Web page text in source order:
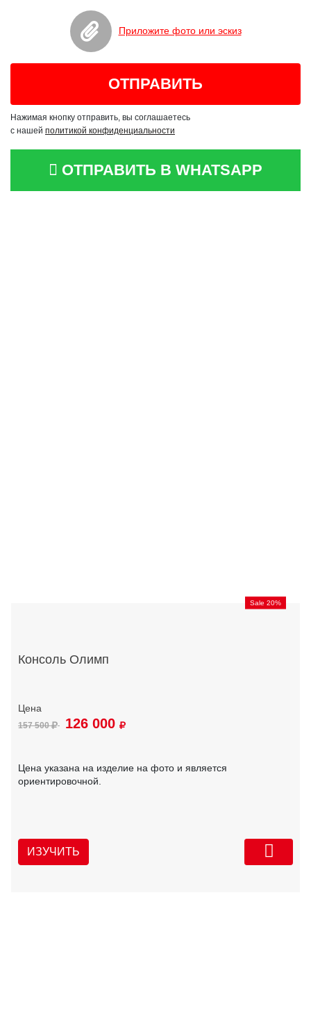
Приложите фото или эскиз
Нажимая кнопку отправить, вы соглашаетесь
с нашей политикой конфиденциальности
ОТПРАВИТЬ В WHATSAPP
Sale 20%
Консоль Олимп
157 500 126 000
Цена указана на изделие на фото и является
ориентировочной.
ИЗУЧИТЬ